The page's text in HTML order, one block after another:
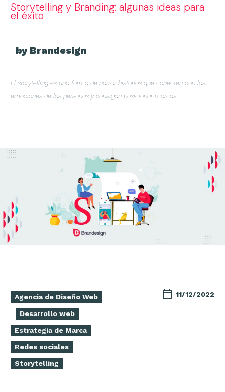
Storytelling y Branding: algunas ideas para
el éxito
by Brandesign
El storytelling es una forma de narrar historias que conecten con las
emociones de las personas y consigan posicionar marcas.
Agencia de Diseño Web
Desarrollo web
Estrategia de Marca
Redes sociales
Storytelling
11/12/2022